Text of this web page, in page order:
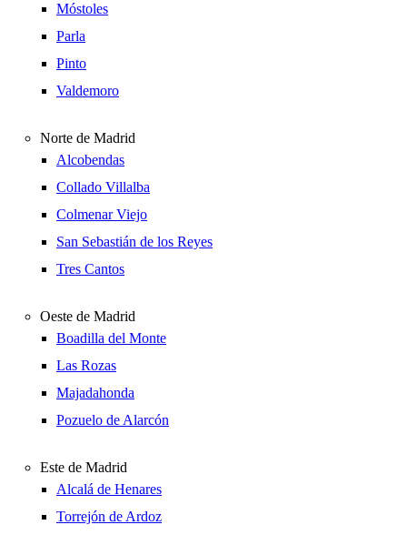
Móstoles
Parla
Pinto
Valdemoro
Norte de Madrid
Alcobendas
Collado Villalba
Colmenar Viejo
San Sebastián de los Reyes
Tres Cantos
Oeste de Madrid
Boadilla del Monte
Las Rozas
Majadahonda
Pozuelo de Alarcón
Este de Madrid
Alcalá de Henares
Torrejón de Ardoz